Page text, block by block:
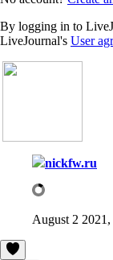
By logging in to
LiveJournal's User
nickfw.ru
August 2